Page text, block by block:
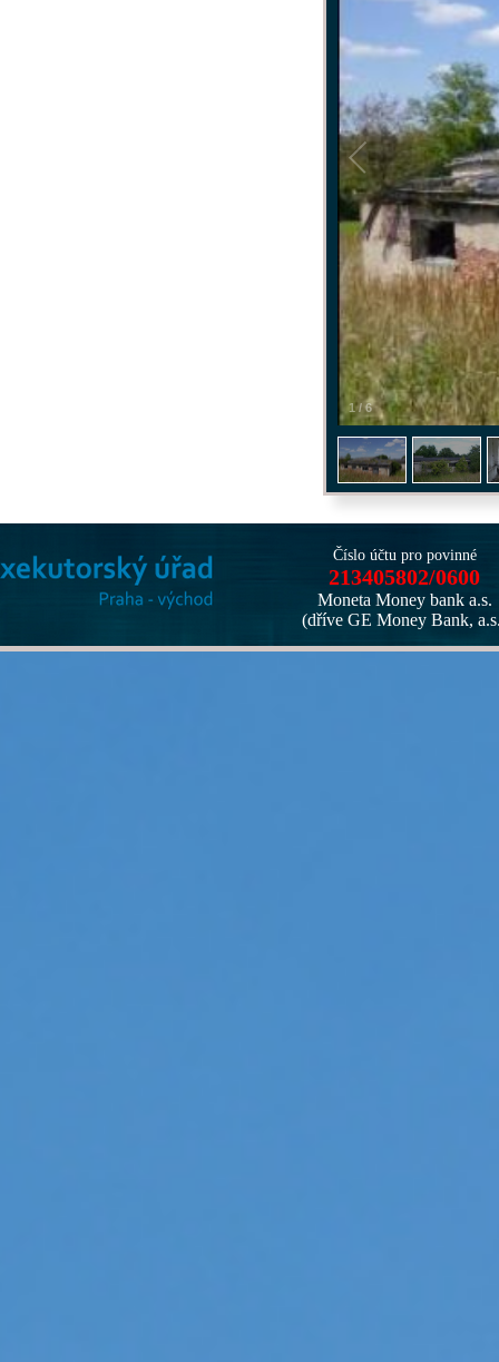
1/6
Číslo účtu pro povinné
213405802/0600
Moneta Money bank a.s.
(dříve GE Money Bank,